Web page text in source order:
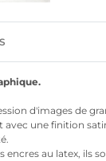
d'images de
une finition
encres au latex, ils